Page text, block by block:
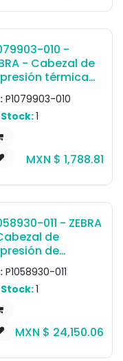
010 -
- Cabezal de
térmica
KIT, Repair,
de
203dpi ,
Series
P1079903-010
Stock:1
MXN $ 1,788.81
011 - ZEBRA
de
de
Cabezal de
600 dpi,
ZT411
P1058930-011
Stock:1
MXN $ 24,150.06